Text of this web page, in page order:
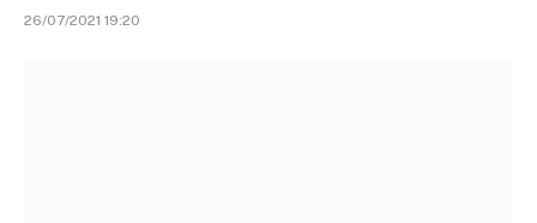
26/07/2021 19:20